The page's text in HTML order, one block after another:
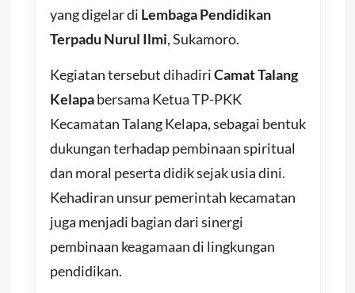
yang digelar di Lembaga Pendidikan
Terpadu Nurul Ilmi, Sukamoro.
Kegiatan tersebut dihadiriCamat Talang
Kelapabersama Ketua TP-PKK
Kecamatan Talang Kelapa, sebagai bentuk
dukungan terhadap pembinaan spiritual
dan moral peserta didik sejak usia dini.
Kehadiran unsur pemerintah kecamatan
juga menjadi bagian dari sinergi
pembinaan keagamaan di lingkungan
pendidikan.